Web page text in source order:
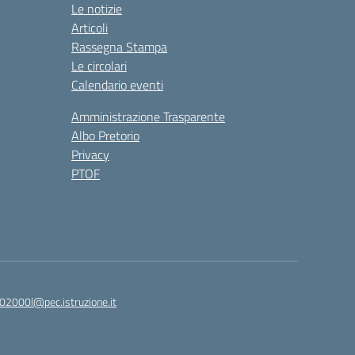
Le notizie
Articoli
Rassegna Stampa
Le circolari
Calendario eventi
Amministrazione Trasparente
Albo Pretorio
Privacy
PTOF